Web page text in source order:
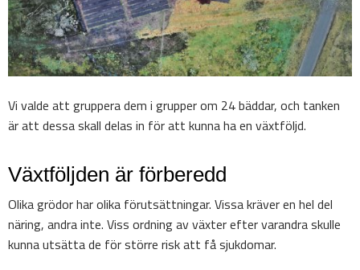
Vi valde att gruppera dem i grupper om 24 bäddar, och tanken
är att dessa skall delas in för att kunna ha en växtföljd.
Växtföljden är förberedd
Olika grödor har olika förutsättningar. Vissa kräver en hel del
näring, andra inte. Viss ordning av växter efter varandra skulle
kunna utsätta de för större risk att få sjukdomar.